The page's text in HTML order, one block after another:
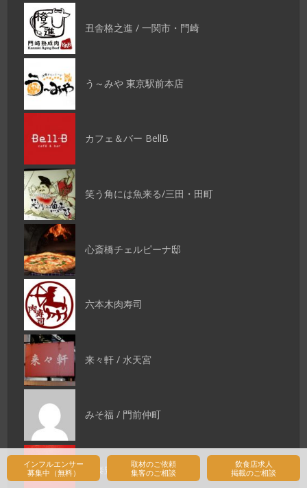
インフルエンサー
募集中（無料）
取材のご依頼
集客のご相談
飲食店求人
掲載のご相談
丑舎格之進 / 一関市・門崎
う～みや 東京駅前本店
カフェ＆バー BellB
笑う角には魚来る/三田・田町
心斎橋チェルピーナ邸
六本木肉寿司
来々軒 / 水天宮
みそ福 / 門前仲町
鼎泰豊 シャポー船橋店